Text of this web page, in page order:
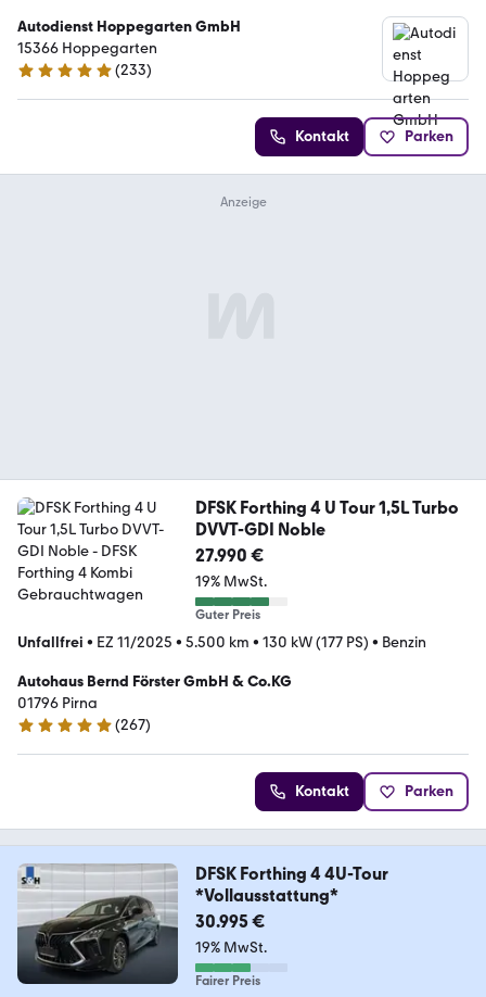
Autodienst Hoppegarten GmbH
15366 Hoppegarten
4.8 Sterne
(233)
Kontakt Parken
DFSK Forthing 4 U Tour 1,5L Turbo
DVVT-GDI Noble
27.990 €
19% MwSt.
Guter Preis
Unfallfrei • EZ 11/2025 • 5.500 km • 130 kW (177 PS) • Benzin
Autohaus Bernd Förster GmbH & Co.KG
01796 Pirna
4.8 Sterne
(267)
Kontakt Parken
DFSK Forthing 4 4U-Tour
*Vollausstattung*
30.995 €
19% MwSt.
Fairer Preis